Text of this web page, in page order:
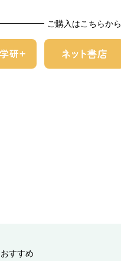
ご購入はこちらから
すすめ